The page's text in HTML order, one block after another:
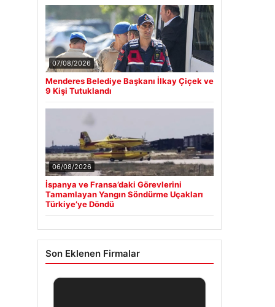
07/08/2026
Menderes Belediye Başkanı İlkay Çiçek ve
9 Kişi Tutuklandı
06/08/2026
İspanya ve Fransa’daki Görevlerini
Tamamlayan Yangın Söndürme Uçakları
Türkiye’ye Döndü
Son Eklenen Firmalar